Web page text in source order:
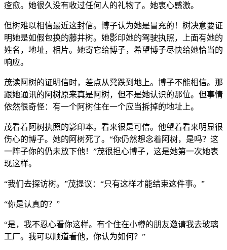
痊愈。她很久没有收过任何人的礼物了。她衷心感激。
但树难以相信最近这封信。博子认为她是冒充的！树决意要证
明她是如假包换的藤井树。她影印她的驾驶执照，上面有她的
姓名，地址，相片。她寄它给博子，希望博子尽快给她恰当的
响应。
茂读阿树的证明信时，差点从凳跌到地上。博子不能相信。那
跟她通讯的阿树原来真是阿树，但不是她认识的那位。但事情
依然很奇怪：有一个阿树住在一个应当拆掉的地址上。
茂看着阿树执照的影印本。看来很是可信。他望着看来明显很
伤心的博子。她的阿树死了。“你仍然想念着阿树，是吗？这
一阵子你的仍未放下他！”茂很担心博子，这是她第一次她表
现这样。
“我们去探访树。”茂提议：“只有这样才能结束这件事。”
“你是认真的？”
“是，我不忍心看你这样。有个住在小樽的朋友邀请我去玻璃
工厂。我可以顺道看他，你认为如何？”